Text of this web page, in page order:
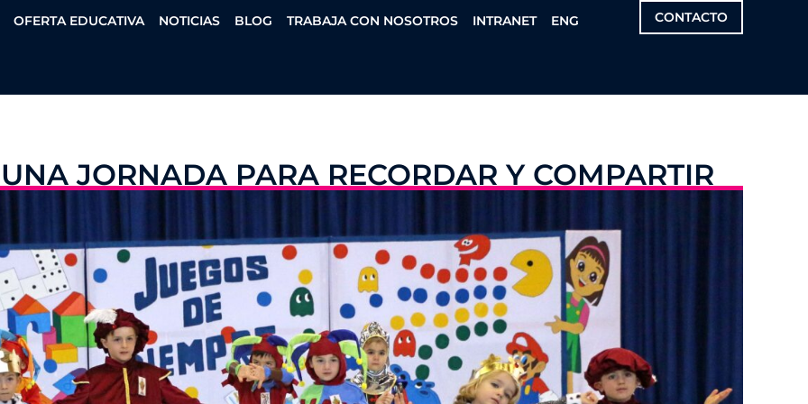
OFERTA EDUCATIVA NOTICIAS BLOG TRABAJA CON NOSOTROS INTRANET ENG CONTACTO
JORNADA PARA RECORDAR Y COMPARTIR